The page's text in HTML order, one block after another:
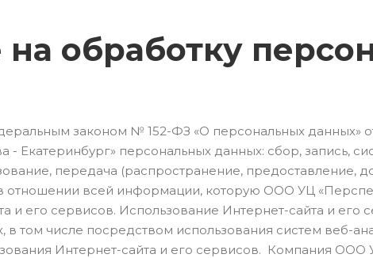
обработку
законом № 152-ФЗ «О персональных данных»
Екатеринбург» персональных данных: сбор, запись,
передача (распространение, предоставление,
отношении всей информации, которую ООО УЦ
и его сервисов. Использование Интернет-сайта и
в том числе посредством использования систем веб-
Интернет-сайта и его сервисов. Компания ООО